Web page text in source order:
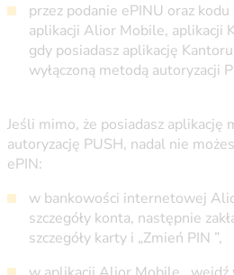
przez podanie ePINU oraz
aplikacji Alior Mobile, aplikacji
gdy posiadasz aplikację
wyłączoną metodą autoryzacji
Jeśli mimo, że posiadasz aplikację
autoryzację PUSH, nadal nie
ePIN:
w bankowości internetowej
szczegóły konta, następnie
szczegóły karty i „Zmień PIN ”,